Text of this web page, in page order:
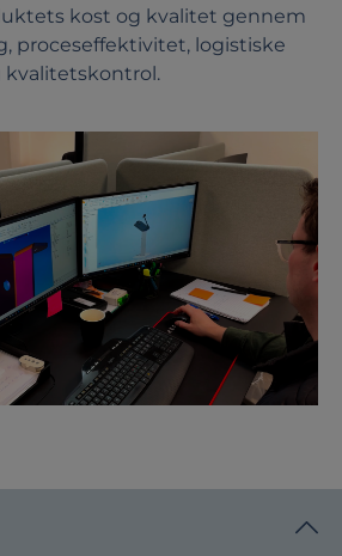
kost og kvalitet gennem
proceseffektivitet, logistiske
kvalitetskontrol.